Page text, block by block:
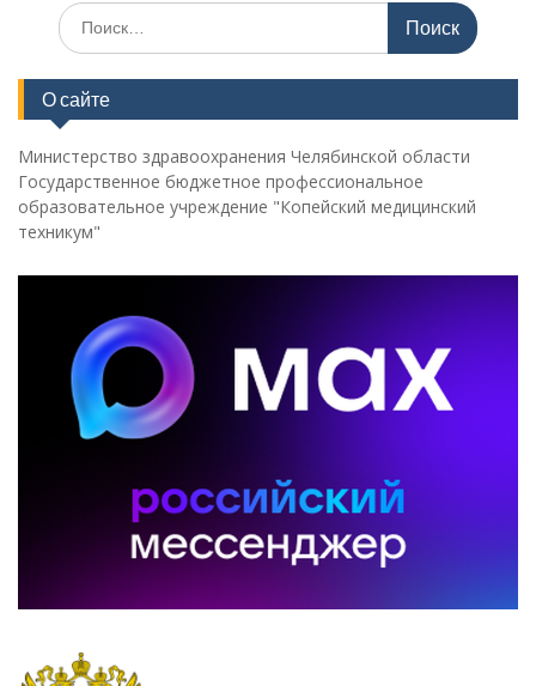
Поиск
по:
О сайте
Министерство здравоохранения Челябинской области
Государственное бюджетное профессиональное
образовательное учреждение "Копейский медицинский
техникум"